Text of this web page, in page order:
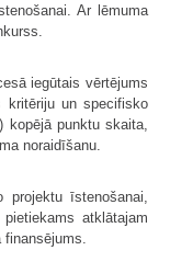
Ar lēmuma
iegūtais vērtējums
un specifisko
kopējā punktu skaita,
noraidīšanu.
projektu īstenošanai,
atklātajam
finansējums.